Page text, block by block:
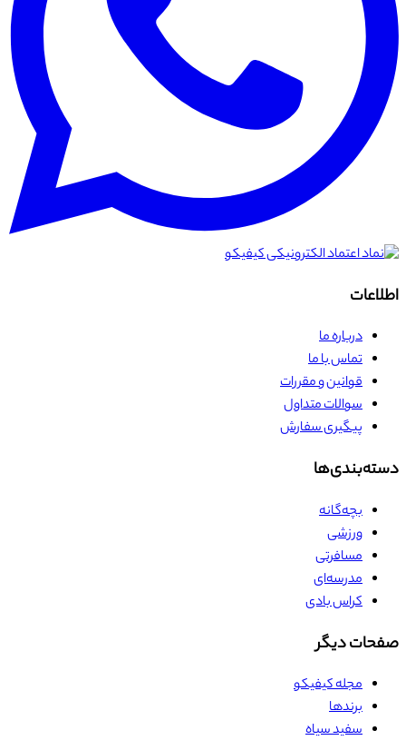
اطلاعات
درباره ما
تماس با ما
قوانین و مقررات
سوالات متداول
پیگیری سفارش
دسته‌بندی‌ها
بچه‌گانه
ورزشی
مسافرتی
مدرسه‌ای
کراس بادی
صفحات دیگر
مجله کیفیکو
برندها
سفید سیاه